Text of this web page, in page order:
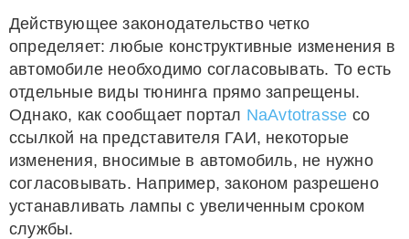
Действующее законодательство четко
определяет: любые конструктивные изменения в
автомобиле необходимо согласовывать. То есть
отдельные виды тюнинга прямо запрещены.
Однако, как сообщает портал NaAvtotrasse со
ссылкой на представителя ГАИ, некоторые
изменения, вносимые в автомобиль, не нужно
согласовывать. Например, законом разрешено
устанавливать лампы с увеличенным сроком
службы.